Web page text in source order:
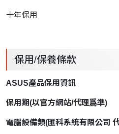
十年保用
保用/保養條款
ASUS產品保用資訊
保用期(以官方網站/代理爲準)
電腦設備類(匯科系統有限公司